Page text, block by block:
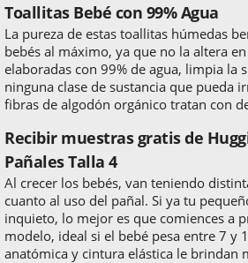
Toallitas Bebé con 99% Agua
La pureza de estas toallitas húmedas
bebés al máximo, ya que no la altera
elaboradas con 99% de agua, limpia la
ninguna clase de sustancia que pueda
fibras de algodón orgánico tratan con
Recibir muestras gratis de
Pañales Talla 4
Al crecer los bebés, van teniendo
cuanto al uso del pañal. Si ya tu
inquieto, lo mejor es que comiences a
modelo, ideal si el bebé pesa entre 7 y
anatómica y cintura elástica le brindan